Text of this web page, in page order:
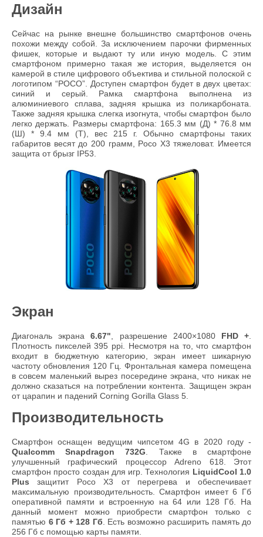
Дизайн
Сейчас на рынке внешне большинство смартфонов очень
похожи между собой. За исключением парочки фирменных
фишек, которые и выдают ту или иную модель. С этим
смартфоном примерно такая же история, выделяется он
камерой в стиле цифрового объектива и стильной полоской с
логотипом “POCO”. Доступен смартфон будет в двух цветах:
синий и серый. Рамка смартфона выполнена из
алюминиевого сплава, задняя крышка из поликарбоната.
Также задняя крышка слегка изогнута, чтобы смартфон было
легко держать. Размеры смартфона: 165.3 мм (Д) * 76.8 мм
(Ш) * 9.4 мм (Т), вес 215 г. Обычно смартфоны таких
габаритов весят до 200 грамм, Poco X3 тяжеловат. Имеется
защита от брызг IP53.
Экран
Диагональ экрана6.67" , разрешение 2400×1080 FHD +
Плотность пикселей 395 ppi. Несмотря на то, что смартфон
входит в бюджетную категорию, экран имеет шикарную
частоту обновления 120 Гц. Фронтальная камера помещена
в совсем маленький вырез посередине экрана, что никак не
должно сказаться на потреблении контента. Защищен экран
от царапин и падений Corning Gorilla Glass 5.
Производительность
Смартфон оснащен ведущим чипсетом 4G в 2020 году -
Qualcomm Snapdragon 732G . Также в смартфоне
улучшенный графический процессор Adreno 618. Этот
смартфон просто создан для игр. Технология LiquidCool 1.0
Plus защитит Poco X3 от перегрева и обеспечивает
максимальную производительность. Смартфон имеет 6 Гб
оперативной памяти и встроенную на 64 или 128 Гб. На
данный момент можно приобрести смартфон только с
памятью 6 Гб + 128 Гб . Есть возможно расширить память до
256 Гб с помощью карты памяти.